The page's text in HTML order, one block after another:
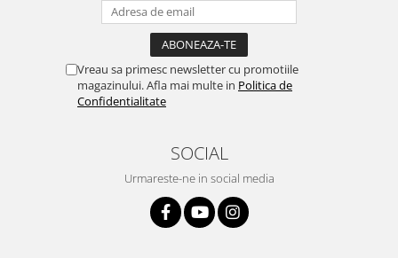
Vreau sa primesc newsletter cu promotiile
magazinului. Afla mai multe in Politica de
Confidentialitate
SOCIAL
Urmareste-ne in social media